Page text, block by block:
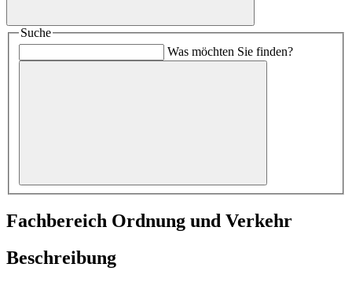
Suche
Was möchten Sie finden?
Fachbereich Ordnung und Verkehr
Beschreibung